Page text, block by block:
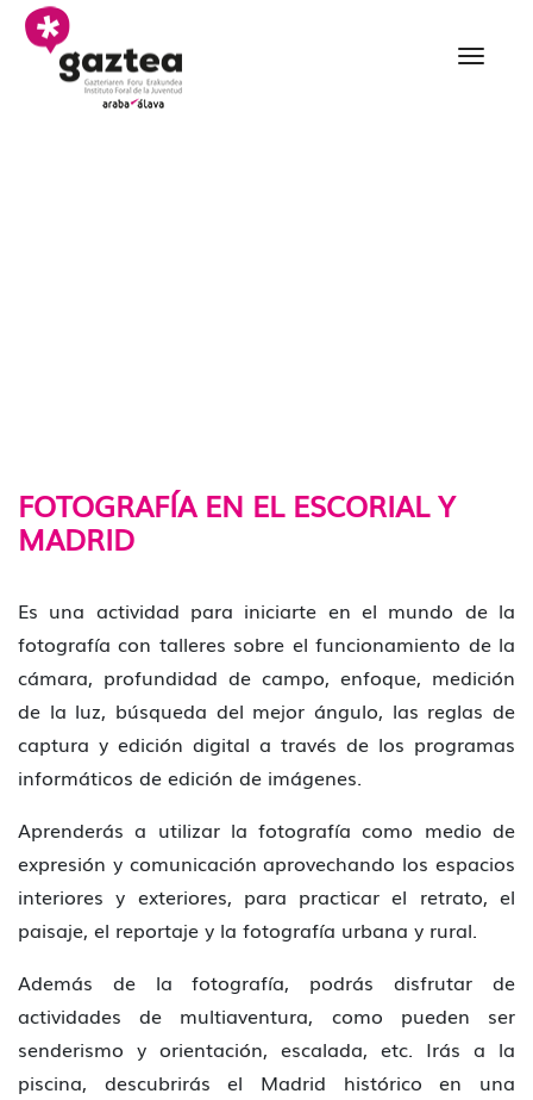
Saltar al contenido principal
FOTOGRAFÍA EN EL ESCORIAL Y
MADRID
Es una actividad para iniciarte en el mundo de la
fotografía con talleres sobre el funcionamiento de la
cámara, profundidad de campo, enfoque, medición
de la luz, búsqueda del mejor ángulo, las reglas de
captura y edición digital a través de los programas
informáticos de edición de imágenes.
Aprenderás a utilizar la fotografía como medio de
expresión y comunicación aprovechando los espacios
interiores y exteriores, para practicar el retrato, el
paisaje, el reportaje y la fotografía urbana y rural.
Además de la fotografía, podrás disfrutar de
actividades de multiaventura, como pueden ser
senderismo y orientación, escalada, etc. Irás a la
piscina, descubrirás el Madrid histórico en una